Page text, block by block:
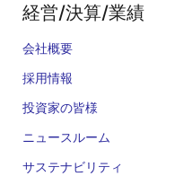
経営/決算/業績
会社概要
採用情報
投資家の皆様
ニュースルーム
サステナビリティ